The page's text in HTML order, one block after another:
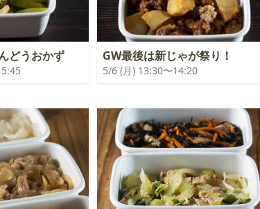
どうおかず GW最後は新じゃが祭り！
5/6 (月) 13:30〜14:20